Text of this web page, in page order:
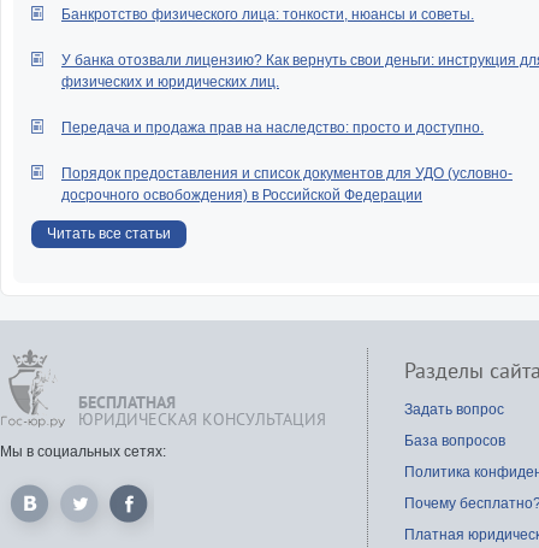
Банкротство физического лица: тонкости, нюансы и советы.
У банка отозвали лицензию? Как вернуть свои деньги: инструкция
физических и юридических лиц.
Передача и продажа прав на наследство: просто и доступно.
Порядок предоставления и список документов для УДО (условно-
досрочного освобождения) в Российской Федерации
Читать все статьи
БЕСПЛАТНАЯ
ЮРИДИЧЕСКАЯ КОНСУЛЬТАЦИЯ
Мы в социальных сетях:
Разделы
Задать вопрос
База вопросов
Политика
Почему
Платная